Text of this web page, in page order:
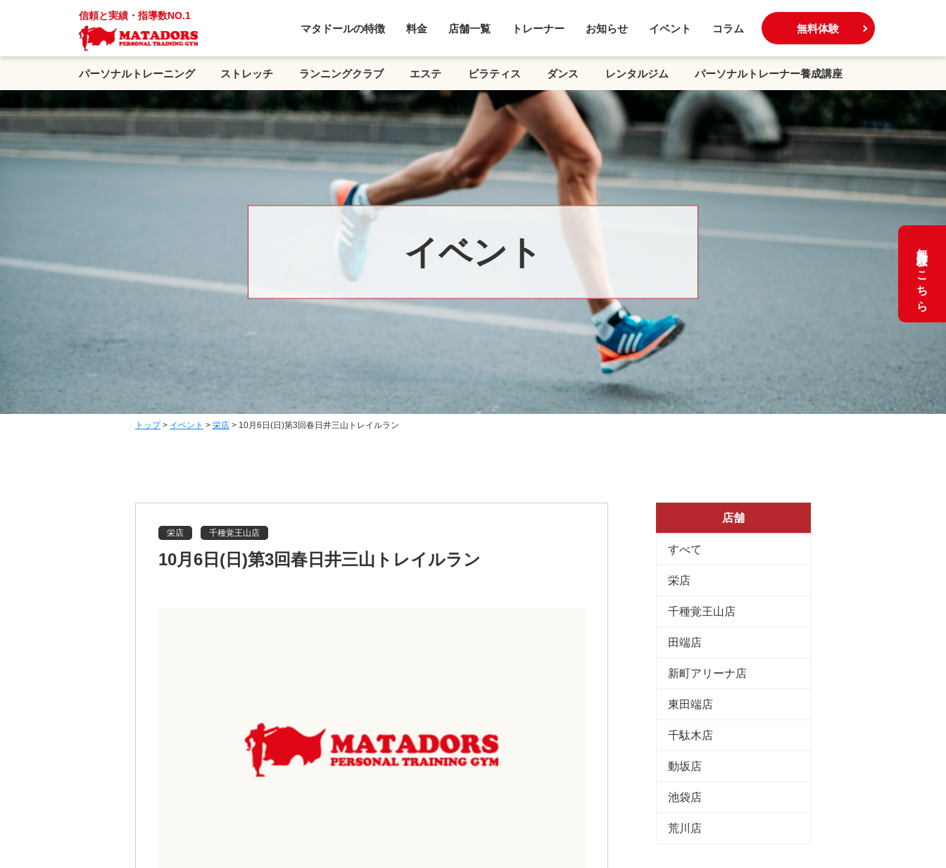
信頼と実績・指導数NO.1
マタドールの特徴 料金 店舗一覧 トレーナー お知らせ イベント コラム 無料体験
パーソナルトレーニング ストレッチ ランニングクラブ エステ ピラティス ダンス レンタルジム パーソナルトレーナー養成講座
無料体験はこちら
イベント
トップ> イベント > 栄店 > 10月6日(日)第3回春日井三山トレイルラン
栄店 千種覚王山店
10月6日(日)第3回春日井三山トレイルラン
店舗
すべて
栄店
千種覚王山店
田端店
新町アリーナ店
東田端店
千駄木店
動坂店
池袋店
荒川店